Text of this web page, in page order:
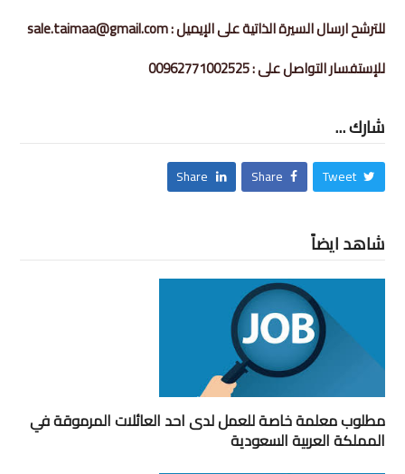
للترشح ارسال السيرة الذاتية على الإيميل : sale.taimaa@gmail.com
للإستفسار التواصل على : 00962771002525
شارك ...
Tweet
Share
Share
شاهد ايضاً
مطلوب معلمة خاصة للعمل لدى احد العائلات المرموقة في
المملكة العربية السعودية